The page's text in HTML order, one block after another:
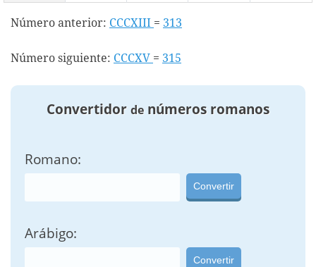
Número anterior: CCCXIII = 313
Número siguiente: CCCXV = 315
Convertidor de números romanos
Romano:
Convertir
Arábigo:
Convertir